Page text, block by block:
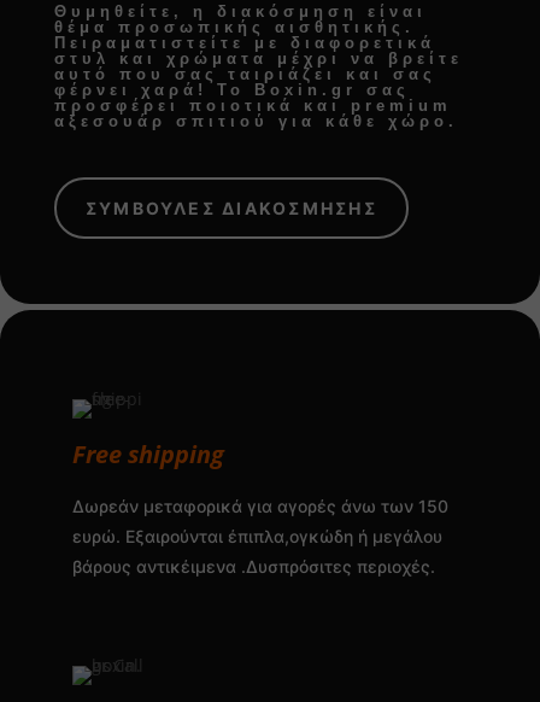
Θυμηθείτε, η διακόσμηση είναι
θέμα προσωπικής αισθητικής.
Πειραματιστείτε με διαφορετικά
στυλ και χρώματα μέχρι να βρείτε
αυτό που σας ταιριάζει και σας
φέρνει χαρά! Το Boxin.gr σας
προσφέρει ποιοτικά και premium
αξεσουάρ σπιτιού
για κάθε χώρο.
ΣΥΜΒΟΥΛΕΣ ΔΙΑΚΟΣΜΗΣΗΣ
Free shipping
Δωρεάν μεταφορικά για αγορές άνω των 150
ευρώ. Εξαιρούνται έπιπλα,ογκώδη ή μεγάλου
βάρους αντικέιμενα .Δυσπρόσιτες περιοχές.